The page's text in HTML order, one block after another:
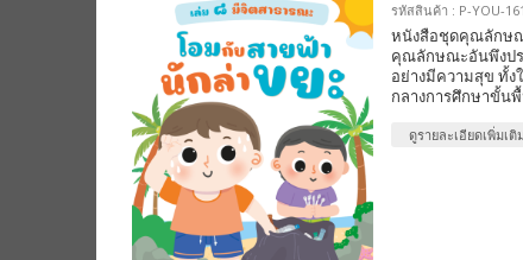
รหัสสินค้า : P-YOU-
หนังสือชุดคุณลักษณ
คุณลักษณะอันพึงปร
อย่างมีความสุข ทั้ง
กลางการศึกษาขั้น
ดูรายละเอียดเพิ่มเติ